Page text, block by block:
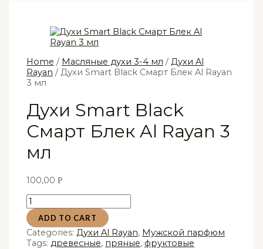
Home / Масляные духи 3-4 мл /Духи Al
Rayan / Духи Smart Black Смарт Блек Al Rayan
3 мл
Духи Smart Black
Смарт Блек Al Rayan 3
мл
100,00Р
Духи
Smart
Black
Смарт
Блек
ADD TO CART
Categories: Духи Al Rayan, Мужской парфюм
Tags: древесные, пряные, фруктовые